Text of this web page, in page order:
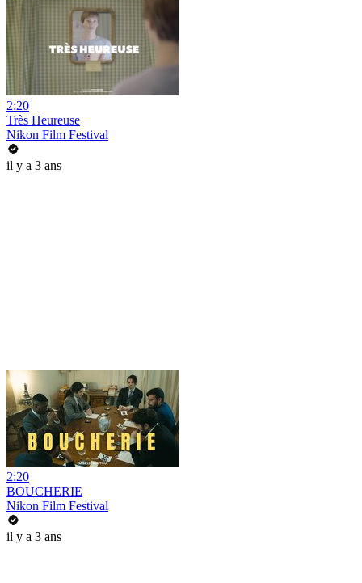
2:20
Très Heureuse
Nikon Film Festival
il y a 3 ans
2:20
BOUCHERIE
Nikon Film Festival
il y a 3 ans